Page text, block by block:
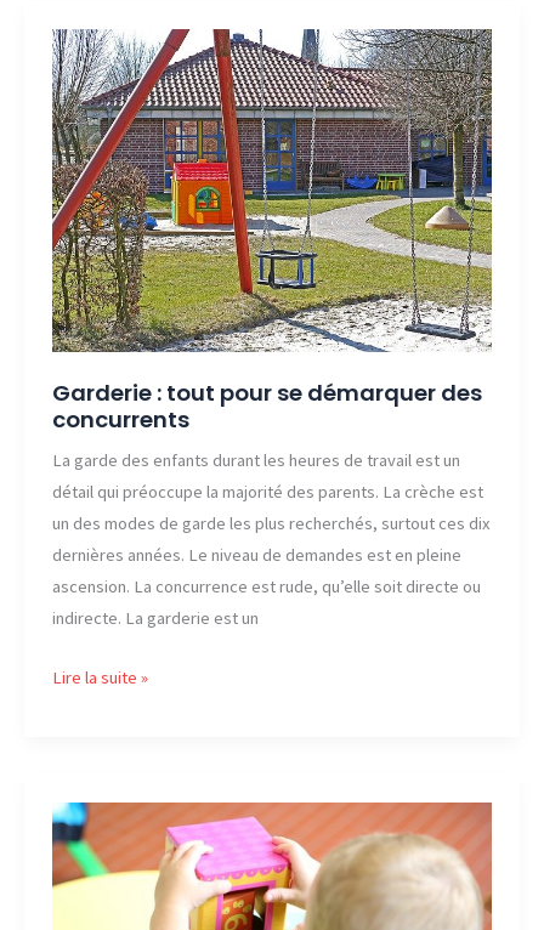
confier
vos
jeunes
enfants
à
une
tierce
personne ?
Garderie : tout pour se démarquer des
concurrents
La garde des enfants durant les heures de travail est un
détail qui préoccupe la majorité des parents. La crèche est
un des modes de garde les plus recherchés, surtout ces dix
dernières années. Le niveau de demandes est en pleine
ascension. La concurrence est rude, qu’elle soit directe ou
indirecte. La garderie est un
Garderie :
démarquer
des
concurrents
Lire la suite »